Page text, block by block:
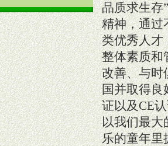
品质求生存
精神，通过
类优秀人才
整体素质和
改善、与时
国并取得良
证以及CE
以我们最大
乐的童年里